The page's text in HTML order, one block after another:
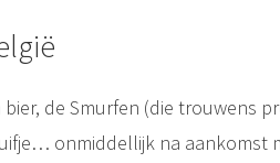
de Smurfen (die trouwens
onmiddellijk na aankomst